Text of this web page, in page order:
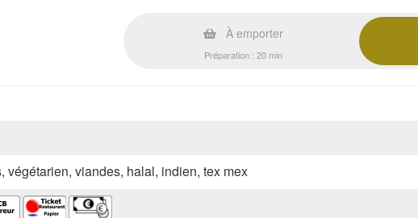
À emporter
Préparation : 20 min
végétarien, viandes, halal, indien, tex mex